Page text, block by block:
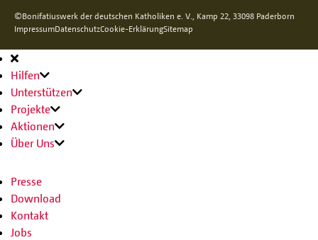
©Bonifatiuswerk der deutschen Katholiken e. V., Kamp 22, 33098 Paderborn
ImpressumDatenschutzCookie-ErklärungSitemap
Hauptnavigation
Hilfen
Unterstützen
Projekte
Aktionen
Über Uns
Presse
Download
Kontakt
Jobs